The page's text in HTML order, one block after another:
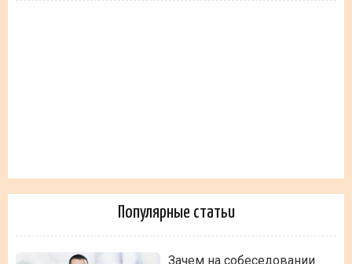
Популярные статьи
Зачем на собеседовании